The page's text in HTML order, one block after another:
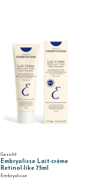
Gesicht
Embryolisse Lait-crème
Retinol-like 75ml
Embryolisse